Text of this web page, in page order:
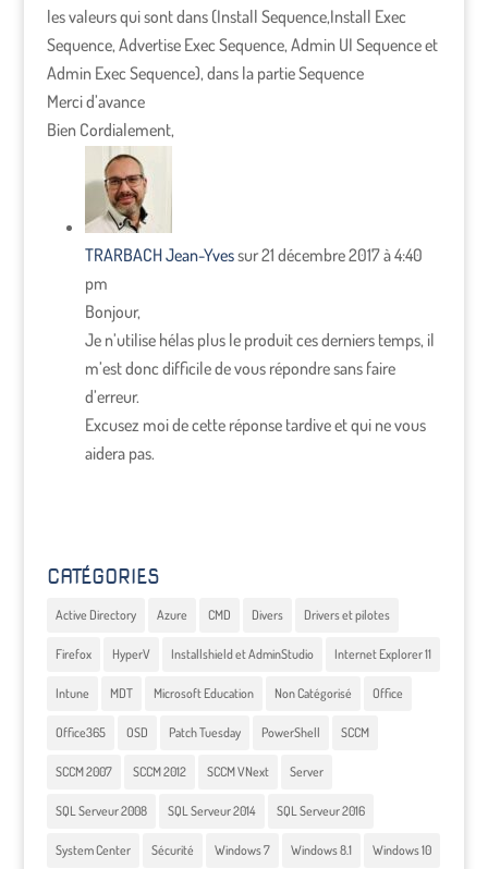
les valeurs qui sont dans (Install Sequence,Install Exec
Sequence, Advertise Exec Sequence, Admin UI Sequence et
Admin Exec Sequence), dans la partie Sequence
Merci d’avance
Bien Cordialement,
TRARBACH Jean-Yvessur 21 décembre 2017 à 4:40
pm
Bonjour,
Je n’utilise hélas plus le produit ces derniers temps, il
m’est donc difficile de vous répondre sans faire
d’erreur.
Excusez moi de cette réponse tardive et qui ne vous
aidera pas.
CATÉGORIES
Active Directory Azure CMD Divers Drivers et pilotes
Firefox HyperV Installshield et AdminStudio Internet Explorer 11
Intune MDT Microsoft Education Non Catégorisé Office
Office365 OSD Patch Tuesday PowerShell SCCM
SCCM 2007 SCCM 2012 SCCM VNext Server
SQL Serveur 2008 SQL Serveur 2014 SQL Serveur 2016
System Center Sécurité Windows 7 Windows 8.1 Windows 10